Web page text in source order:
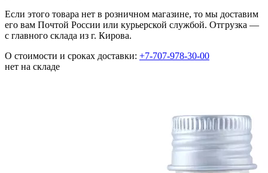
Если этого товара нет в розничном магазине, то мы доставим
его вам Почтой России или курьерской службой. Отгрузка —
с главного склада из г. Кирова.
О стоимости и сроках доставки: +7-707-978-30-00
нет на складе